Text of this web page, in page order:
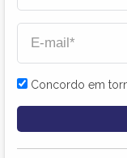
Concordo em